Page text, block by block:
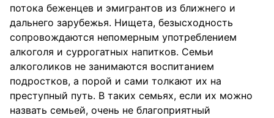
потока беженцев и эмигрантов из ближнего и
дальнего зарубежья. Нищета, безысходность
сопровождаются непомерным употреблением
алкоголя и суррогатных напитков. Семьи
алкоголиков не занимаются воспитанием
подростков, а порой и сами толкают их на
преступный путь. В таких семьях, если их можно
назвать семьей, очень не благоприятный